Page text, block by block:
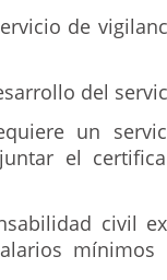
de
del
un
el
civil
mínimos